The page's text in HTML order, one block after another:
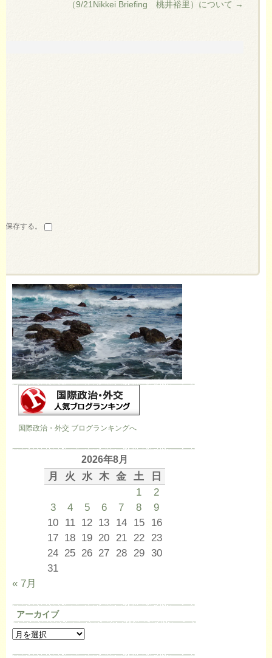
（9/21Nikkei Briefing 桃井裕里）について →
保存する。
国際政治・外交 ブログランキングへ
2026年8月
月 火 水 木 金 土
日
1
2
3
4 5 6 7 8
9
10 11 12 13 14 15
16
17 18 19 20 21 22
23
24 25 26 27 28 29 30
31
« 7月
アーカイブ